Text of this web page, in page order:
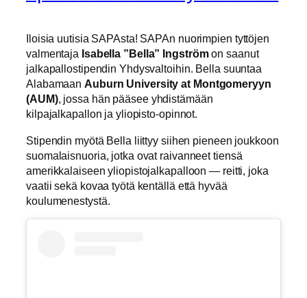
Iloisia uutisia SAPAsta! SAPAn nuorimpien tyttöjen
valmentaja Isabella ”Bella” Ingströmon saanut
jalkapallostipendin Yhdysvaltoihin. Bella suuntaa
AlabamaanAuburn University at Montgomeryyn
(AUM), jossa hän pääsee yhdistämään
kilpajalkapallon ja yliopisto-opinnot.
Stipendin myötä Bella liittyy siihen pieneen joukkoon
suomalaisnuoria, jotka ovat raivanneet tiensä
amerikkalaiseen yliopistojalkapalloon — reitti, joka
vaatii sekä kovaa työtä kentällä että hyvää
koulumenestystä.